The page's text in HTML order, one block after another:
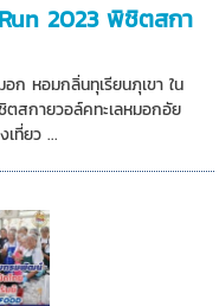
2023 พิชิตสกา
ก หอมกลิ่นทุเรียนภุเขา ใน
สกายวอล์คทะเลหมอกอัย
เที่ยว ...